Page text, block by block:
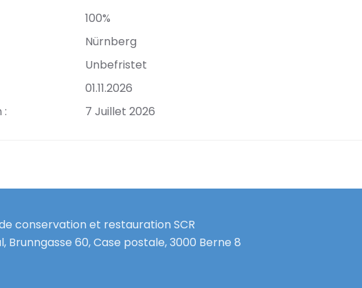
100%
Nürnberg
Unbefristet
01.11.2026
:
7 Juillet 2026
conservation et restauration SCR
60, Case postale, 3000 Berne 8